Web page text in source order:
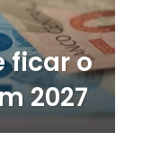
ficar o
2027